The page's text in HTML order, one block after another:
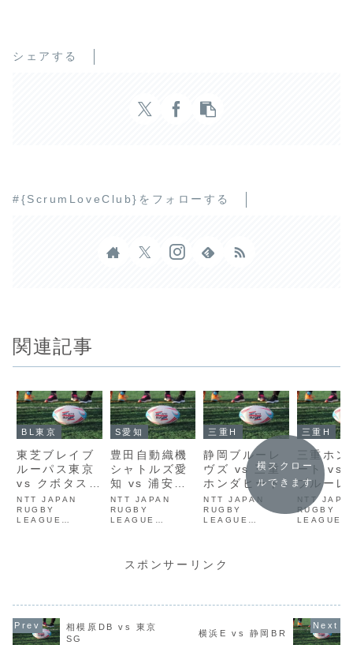
シェアする
#{ScrumLoveClub}をフォローする
関連記事
BL東京
東芝ブレイブ
ルーパス東京
vs クボタスピ
アーズ船橋・
東京ベイ
NTT JAPAN
RUGBY
LEAGUE
S愛知
豊田自動織機
シャトルズ愛
知 vs 浦安D-
Rocks
NTT JAPAN
RUGBY
LEAGUE
イ vs 東京サント
リーサンゴリアス
三重H
静岡ブルーレ
ヴズ vs 三重
ホンダヒート
NTT JAPAN
RUGBY
LEAGUE
イルドナイツ vs
東芝ブレイブルー
三重H
三重ホ
ート vs
ブルーレ
NTT
RUGBY
LEAGUE
横スクロー
ルできます
スポンサーリンク
相模原DB vs 東京
SG
横浜E vs 静岡BR